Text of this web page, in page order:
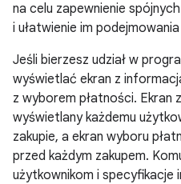
na celu zapewnienie
i ułatwienie im
Jeśli bierzesz udział w
wyświetlać ekran z
z wyborem płatności. Ekran
wyświetlany każdemu
zakupie, a ekran wyboru
przed każdym zakupem.
użytkownikom i specyfikacje